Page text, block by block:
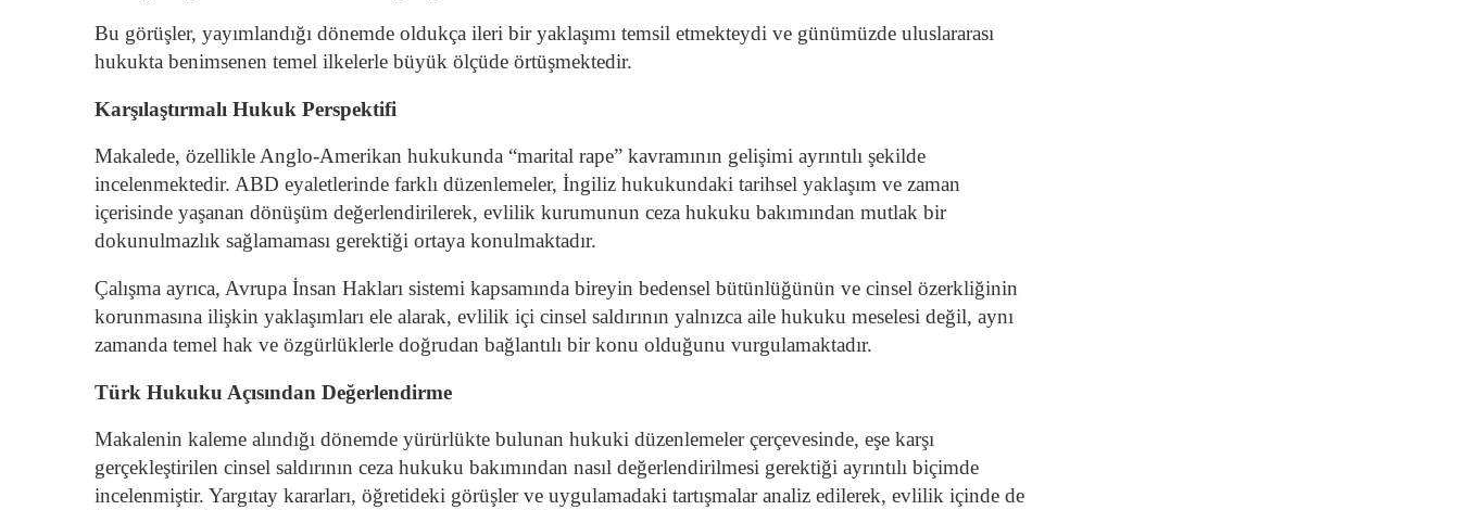
Bu görüşler, yayımlandığı dönemde oldukça ileri bir yaklaşımı temsil etmekteydi ve günümüzde uluslararası
hukukta benimsenen temel ilkelerle büyük ölçüde örtüşmektedir.
Karşılaştırmalı Hukuk Perspektifi
Makalede, özellikle Anglo-Amerikan hukukunda “marital rape” kavramının gelişimi ayrıntılı şekilde
incelenmektedir. ABD eyaletlerinde farklı düzenlemeler, İngiliz hukukundaki tarihsel yaklaşım ve zaman
içerisinde yaşanan dönüşüm değerlendirilerek, evlilik kurumunun ceza hukuku bakımından mutlak bir
dokunulmazlık sağlamaması gerektiği ortaya konulmaktadır.
Çalışma ayrıca, Avrupa İnsan Hakları sistemi kapsamında bireyin bedensel bütünlüğünün ve cinsel özerkliğinin
korunmasına ilişkin yaklaşımları ele alarak, evlilik içi cinsel saldırının yalnızca aile hukuku meselesi değil, aynı
zamanda temel hak ve özgürlüklerle doğrudan bağlantılı bir konu olduğunu vurgulamaktadır.
Türk Hukuku Açısından Değerlendirme
Makalenin kaleme alındığı dönemde yürürlükte bulunan hukuki düzenlemeler çerçevesinde, eşe karşı
gerçekleştirilen cinsel saldırının ceza hukuku bakımından nasıl değerlendirilmesi gerektiği ayrıntılı biçimde
incelenmiştir. Yargıtay kararları, öğretideki görüşler ve uygulamadaki tartışmalar analiz edilerek, evlilik içinde de